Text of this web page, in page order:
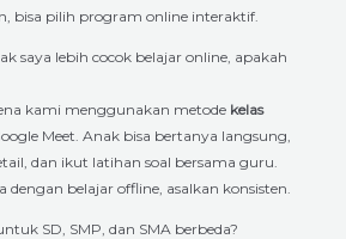
bisa pilih program online interaktif.
saya lebih cocok belajar online, apakah
kami menggunakan metode kelas
Meet. Anak bisa bertanya langsung,
dan ikut latihan soal bersama guru.
dengan belajar offline, asalkan konsisten.
SD, SMP, dan SMA berbeda?